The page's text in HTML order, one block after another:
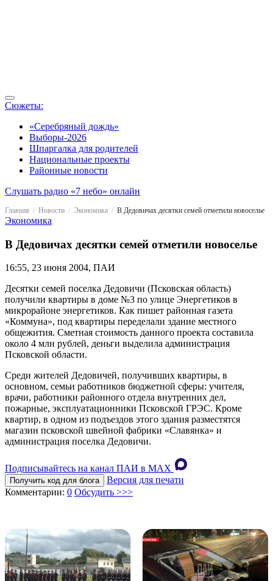
Сюжеты:
«Серебряный дождь»
Выборы-2026
Шпаргалка для родителей
Национальные проекты
Районные новости
Слушать радио «7 небо» онлайн
Главная Новости Экономика В Дедовичах десятки семей отметили новоселье
Экономика
В Дедовичах десятки семей отметили новоселье
16:55, 23 июня 2004, ПАИ
Десятки семей поселка Дедовичи (Псковская область)
получили квартиры в доме №3 по улице Энергетиков в
микрорайоне энергетиков. Как пишет районная газета
«Коммуна», под квартиры переделали здание местного
общежития. Сметная стоимость данного проекта составила
около 4 млн рублей, деньги выделила администрация
Псковской области.
Среди жителей Дедовичей, получивших квартиры, в
основном, семьи работников бюджетной сферы: учителя,
врачи, работники районного отдела внутренних дел,
пожарные, эксплуатационники Псковской ГРЭС. Кроме
квартир, в одном из подъездов этого здания разместятся
магазин псковской швейной фабрики «Славянка» и
администрация поселка Дедовичи.
Подписывайтесь на канал ПАИ в MAХ
Получить код для блога
Версия для печати
Комментарии: 0 Обсудить >>>